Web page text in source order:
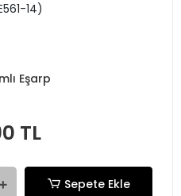
14)
Eşarp
TL
Sepete Ekle